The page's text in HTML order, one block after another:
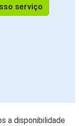
serviço
a disponibilidade